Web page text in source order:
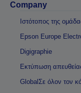
Company
Ιστότοπος της
Epson Europe
Digigraphie
Εκτύπωση
GlobalΣε όλον τον